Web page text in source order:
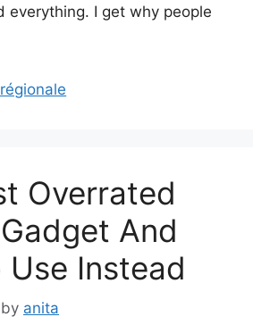
everything. I get why people
Overrated
And
Use Instead
by anita